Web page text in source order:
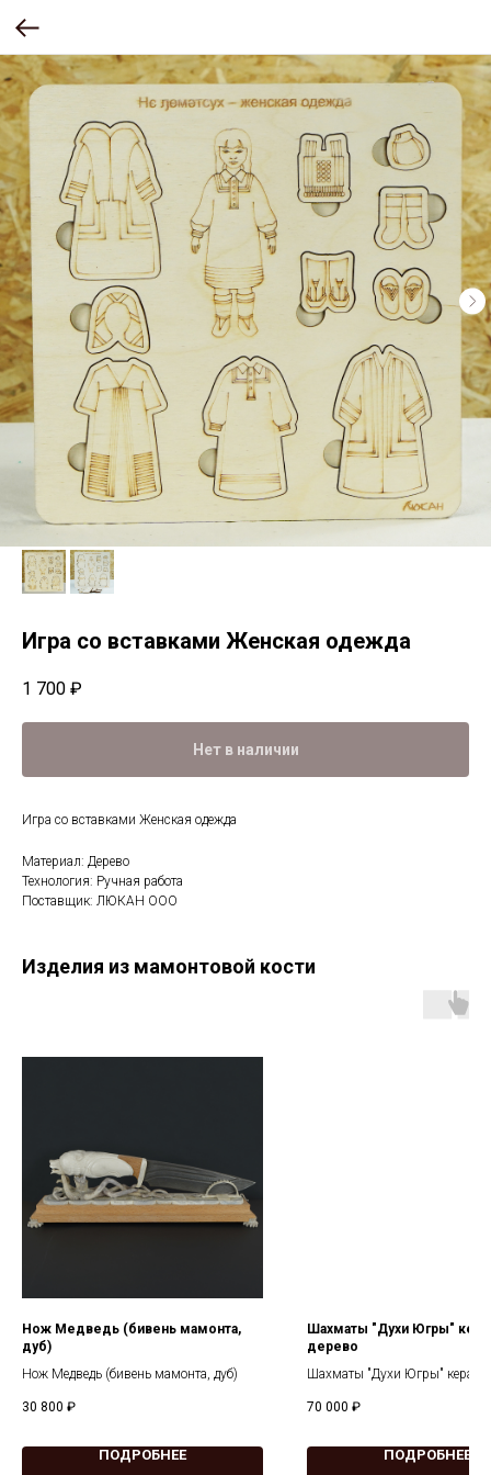
Игра со вставками Женская одежда
1 700 ₽
Нет в наличии
Игра со вставками Женская одежда
Материал: Дерево
Технология: Ручная работа
Поставщик: ЛЮКАН ООО
Изделия из мамонтовой кости
Нож Медведь (бивень мамонта,
дуб)
Нож Медведь (бивень мамонта, дуб)
30 800 ₽
ПОДРОБНЕЕ
Шахматы "Духи Югры"
дерево
Шахматы "Духи Югры"
70 000 ₽
ПОДРОБНЕЕ